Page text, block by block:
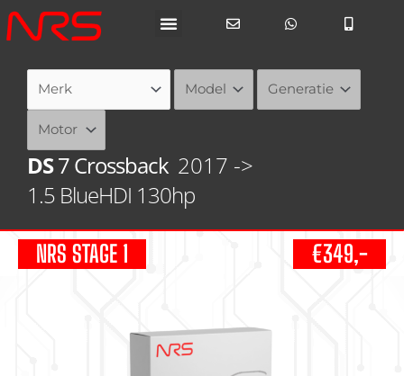
Ga
naar
DS7 Crossback 2017 ->
1.5 BlueHDI 130hp
NRS STAGE 1 €349,-